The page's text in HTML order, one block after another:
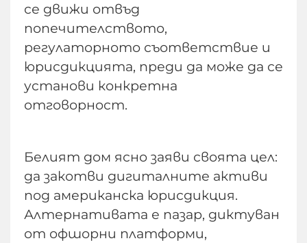
се движи отвъд
попечителството,
регулаторното съответствие и
юрисдикцията, преди да може да се
установи конкретна
отговорност.
Белият дом ясно заяви своята цел:
да закотви дигиталните активи
под американска юрисдикция.
Алтернативата е пазар, диктуван
от офшорни платформи,